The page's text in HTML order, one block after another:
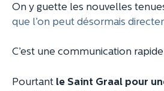
On y guette les nouvelles
que l’on peut désormais
C’est une communication
Pourtant le Saint Graal pour